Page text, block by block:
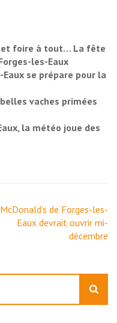
et foire à tout… La fête
les-Eaux
se prépare pour la
vaches primées
la météo joue des
de Forges-les-
Eaux devrait ouvrir mi-
décembre